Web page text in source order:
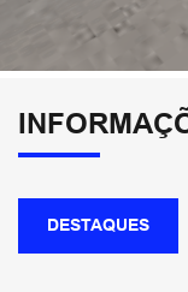
DESTAQUES